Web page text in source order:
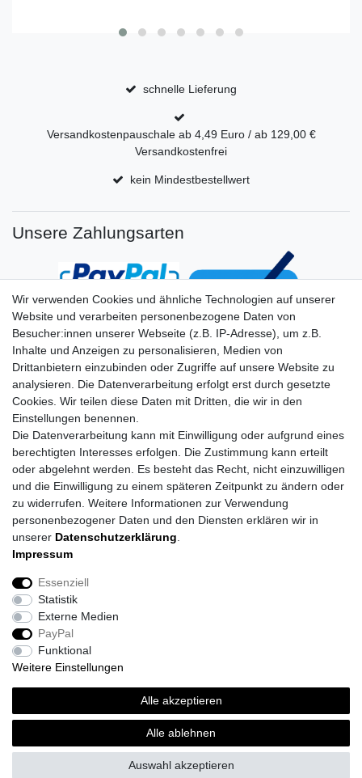
schnelle Lieferung
Versandkostenpauschale ab 4,49 Euro / ab 129,00 €
Versandkostenfrei
kein Mindestbestellwert
Unsere Zahlungsarten
Impressum
Barrierefreiheitserklärung
Versandkosten
© Topi´s Farben GmbH 2026 | Alle Rechte vorbehalten.
Wir verwenden Cookies und ähnliche Technologien auf unserer
Website und verarbeiten personenbezogene Daten von
Besucher:innen unserer Webseite (z.B. IP-Adresse), um z.B.
Inhalte und Anzeigen zu personalisieren, Medien von
Drittanbietern einzubinden oder Zugriffe auf unsere Website zu
analysieren. Die Datenverarbeitung erfolgt erst durch gesetzte
Cookies. Wir teilen diese Daten mit Dritten, die wir in den
Einstellungen benennen.
Die Datenverarbeitung kann mit Einwilligung oder aufgrund eines
berechtigten Interesses erfolgen. Die Zustimmung kann erteilt
oder abgelehnt werden. Es besteht das Recht, nicht einzuwilligen
und die Einwilligung zu einem späteren Zeitpunkt zu ändern oder
zu widerrufen. Weitere Informationen zur Verwendung
personenbezogener Daten und den Diensten erklären wir in
unserer Daten­schutz­erklärung
Impressum
Essenziell
Statistik
Externe Medien
PayPal
Funktional
Weitere Einstellungen
Alle akzeptieren
Alle ablehnen
Auswahl akzeptieren